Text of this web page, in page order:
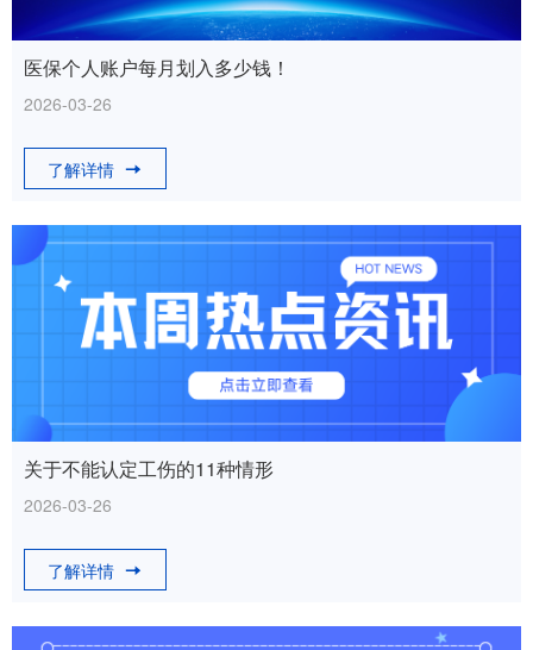
医保个人账户每月划入多少钱！
2026-03-26
了解详情
关于不能认定工伤的11种情形
2026-03-26
了解详情